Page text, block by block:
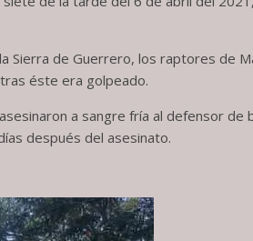
Sierra de Guerrero, los raptores de
éste era golpeado.
a sangre fría al defensor
después del asesinato.